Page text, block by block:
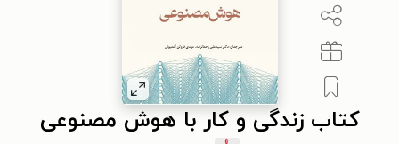
کتاب زندگی و کار با هوش مصنوعی